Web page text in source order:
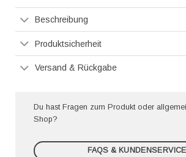
Beschreibung
Produktsicherheit
Versand & Rückgabe
Du hast Fragen zum Produkt oder
Shop?
FAQS & KUNDENSERVICE